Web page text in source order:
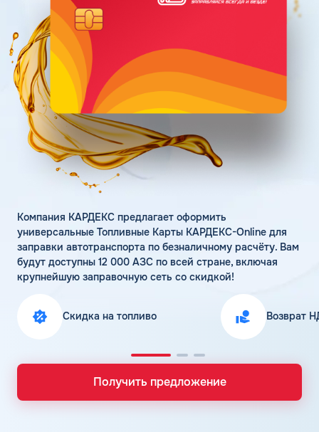
Статьи
Цена бензина и ДТ
Личный кабинет
Карта АЗС
Получить консультацию
Компания КАРДЕКС предлагает оформить
универсальные Топливные Карты КАРДЕКС-Online для
заправки автотранспорта по безналичному расчёту. Вам
будут доступны 12 000 АЗС по всей стране, включая
крупнейшую заправочную сеть со скидкой!
Скидка на топливо Возврат
Получить предложение